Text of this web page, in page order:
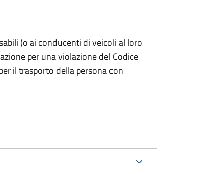
(o ai conducenti di veicoli al loro
per una violazione del Codice
il trasporto della persona con